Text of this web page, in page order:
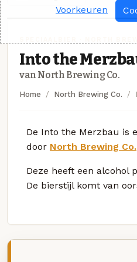
Into the
van North Brewing Co.
Home North Brewing Co.
De Into the Merzbau is
door North Brewing Co.
Deze heeft een alcohol
De bierstijl komt van
Voorkeuren